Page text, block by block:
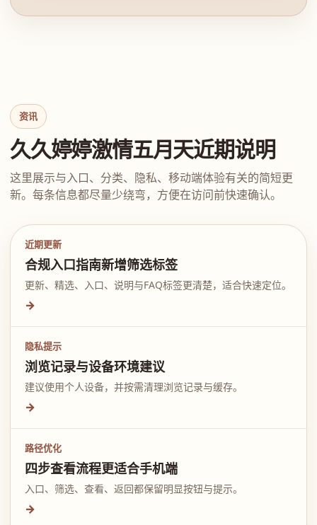
资讯
久久婷婷激情五月天近期说明
这里展示与入口、分类、隐私、移动端体验有关的简短更
新。每条信息都尽量少绕弯，方便在访问前快速确认。
近期更新
合规入口指南新增筛选标签
更新、精选、入口、说明与FAQ标签更清楚，适合快速定位。
→
隐私提示
浏览记录与设备环境建议
建议使用个人设备，并按需清理浏览记录与缓存。
→
路径优化
四步查看流程更适合手机端
入口、筛选、查看、返回都保留明显按钮与提示。
→